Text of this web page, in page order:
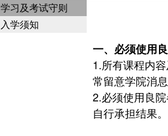
学习及考试守则
入学须知
一、必须使用
1.所有课程内
常留意学院消
2.必须使用良
自行承担结果。